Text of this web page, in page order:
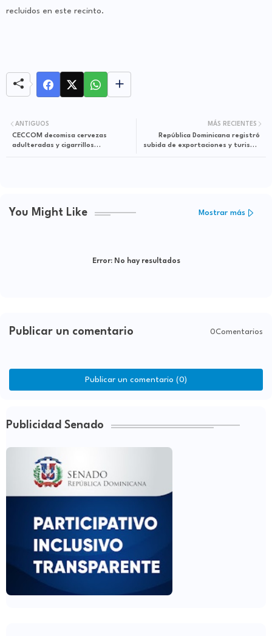
recluidos en este recinto.
MÁS RECIENTES
República Dominicana registró
subida de exportaciones y turismo
ANTIGUOS
CECCOM decomisa cervezas
adulteradas y cigarrillos
You Might Like Mostrar más
Error:No hay resultados
Publicar un comentario 0Comentarios
Publicar un comentario (0)
Publicidad Senado